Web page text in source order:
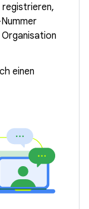
registrieren,
Nummer
einen